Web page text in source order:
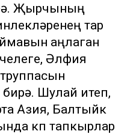
Җырчының
тар
аңлаган
Әлфия
Шулай итеп,
Азия, Балтыйк
күп тапкырлар